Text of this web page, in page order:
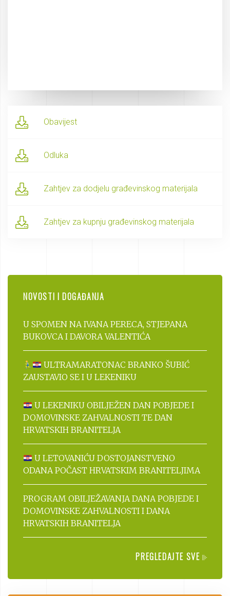
Obavijest
Odluka
Zahtjev za dodjelu građevinskog materijala
Zahtjev za kupnju građevinskog materijala
NOVOSTI I DOGAĐANJA
U SPOMEN NA IVANA PERECA, STJEPANA
BUKOVCA I DAVORA VALENTIĆA
ULTRAMARATONAC BRANKO ŠUBIĆ
ZAUSTAVIO SE I U LEKENIKU
U LEKENIKU OBILJEŽEN DAN POBJEDE I
DOMOVINSKE ZAHVALNOSTI TE DAN
HRVATSKIH BRANITELJA
U LETOVANIĆU DOSTOJANSTVENO
ODANA POČAST HRVATSKIM BRANITELJIMA
PROGRAM OBILJEŽAVANJA DANA POBJEDE I
DOMOVINSKE ZAHVALNOSTI I DANA
HRVATSKIH BRANITELJA
PREGLEDAJTE SVE